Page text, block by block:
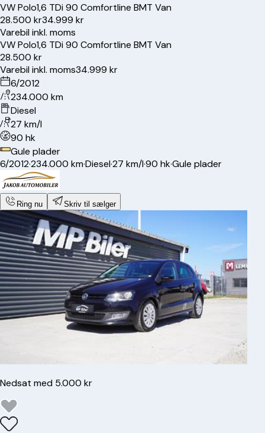
VWPolo1,6 TDi 90 Comfortline BMT Van
28.500 kr34.999 kr
Varebil inkl. moms
VWPolo1,6 TDi 90 Comfortline BMT Van
28.500 kr
Varebil inkl. moms34.999 kr
6/2012
234.000 km
Diesel
27 km/l
90 hk
Gule plader
6/2012·234.000 km·Diesel·27 km/l·90 hk·Gule plader
Ring nu Skriv til sælger
Nedsat med 5.000 kr